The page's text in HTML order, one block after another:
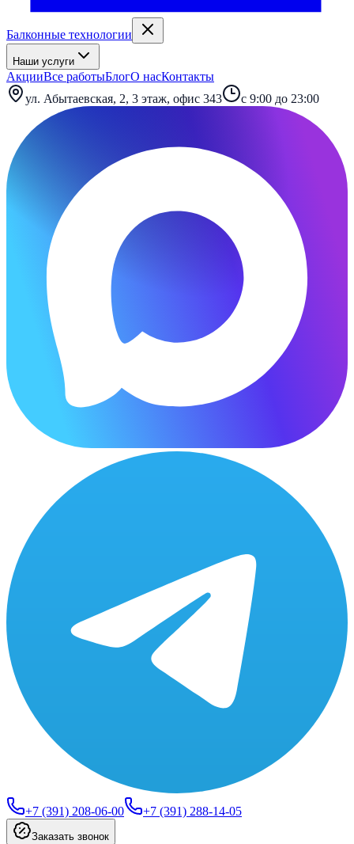
Балконные технологии
Наши услуги
АкцииВсе работыБлогО насКонтакты
ул. Абытаевская, 2, 3 этаж, офис 343
с 9:00 до 23:00
+7 (391) 208-06-00 +7 (391) 288-14-05
Заказать звонок